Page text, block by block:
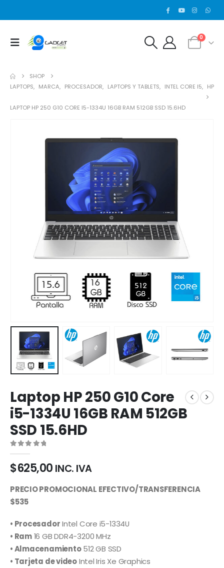
0
SHOP
LAPTOPS, MARCA, PROCESADOR, LAPTOPS Y TABLETS, INTEL CORE I5, HP
LAPTOP HP 250 G10 CORE I5-1334U 16GB RAM 512GB SSD 15.6HD
Laptop HP 250 G10 Core
i5-1334U 16GB RAM 512GB
SSD 15.6HD
0out of 5
$625,00 INC. IVA
PRECIO PROMOCIONAL EFECTIVO/TRANSFERENCIA
$535
• ProcesadorIntel Core i5-1334U
• Ram16 GB DDR4-3200 MHz
• Almacenamiento512 GB SSD
• Tarjeta de videoIntel Iris Xe Graphics